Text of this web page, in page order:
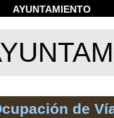
AYUNTAMIENTO
de